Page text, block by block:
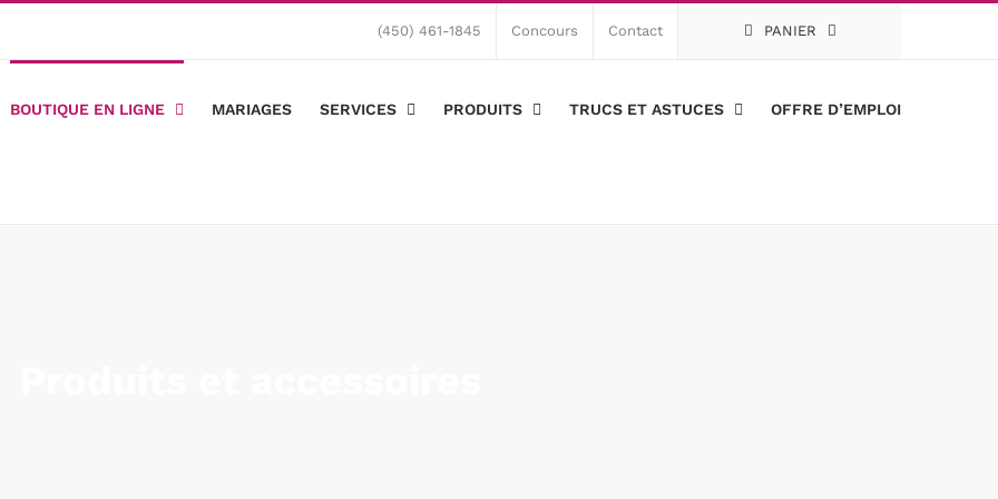
(450) 461-1845 Concours Contact PANIER
BOUTIQUE EN LIGNE MARIAGES SERVICES PRODUITS TRUCS ET ASTUCES OFFRE D’EMPLOI